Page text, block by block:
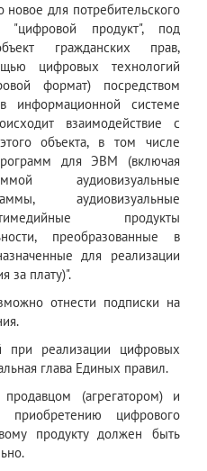
для потребительского
"цифровой продукт", под
гражданских прав,
цифровых технологий
формат) посредством
системе
взаимодействие с
объекта, в том числе
для ЭВМ (включая
аудиовизуальные
аудиовизуальные
продукты
преобразованные в
для реализации
за плату)".
отнести подписки на
при реализации цифровых
глава Единых правил.
(агрегатором) и
цифрового
продукту должен быть